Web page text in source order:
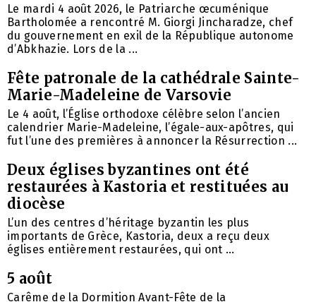
Le mardi 4 août 2026, le Patriarche œcuménique
Bartholomée a rencontré M. Giorgi Jincharadze, chef
du gouvernement en exil de la République autonome
d’Abkhazie. Lors de la ...
Fête patronale de la cathédrale Sainte-
Marie-Madeleine de Varsovie
Le 4 août, l’Église orthodoxe célèbre selon l’ancien
calendrier Marie-Madeleine, l’égale-aux-apôtres, qui
fut l’une des premières à annoncer la Résurrection ...
Deux églises byzantines ont été
restaurées à Kastoria et restituées au
diocèse
L’un des centres d’héritage byzantin les plus
importants de Grèce, Kastoria, deux a reçu deux
églises entièrement restaurées, qui ont ...
5 août
Carême de la Dormition Avant-Fête de la